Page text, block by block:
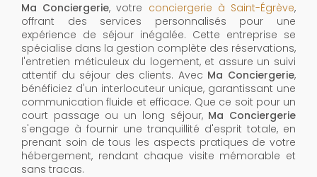
Ma Conciergerie, votre conciergerie à Saint-Égrève,
offrant des services personnalisés pour une
expérience de séjour inégalée. Cette entreprise se
spécialise dans la gestion complète des réservations,
l'entretien méticuleux du logement, et assure un suivi
attentif du séjour des clients. Avec Ma Conciergerie,
bénéficiez d'un interlocuteur unique, garantissant une
communication fluide et efficace. Que ce soit pour un
court passage ou un long séjour, Ma Conciergerie
s'engage à fournir une tranquillité d'esprit totale, en
prenant soin de tous les aspects pratiques de votre
hébergement, rendant chaque visite mémorable et
sans tracas.